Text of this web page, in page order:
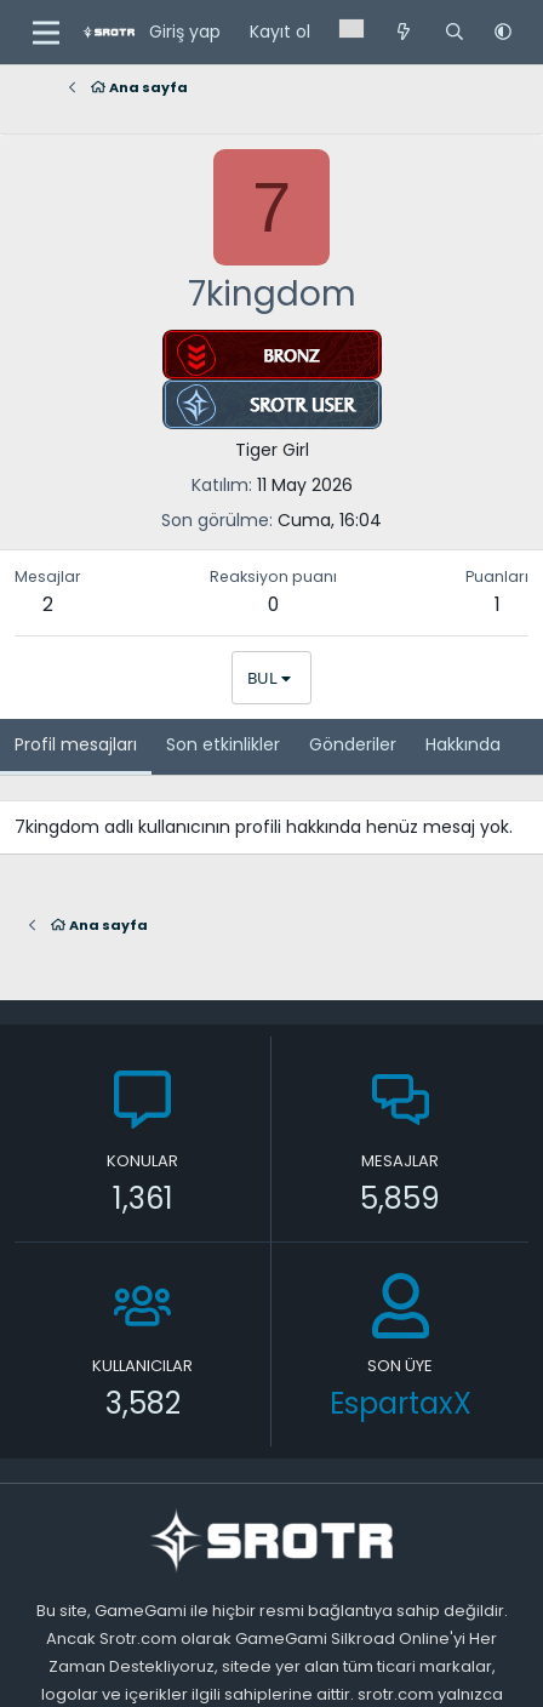
Giriş yap Kayıt ol
Ana sayfa
7
7kingdom
Tiger Girl
Katılım 11 May 2026
Son görülme Cuma, 16:04
Mesajlar
2
Reaksiyon puanı
0
Puanları
1
BUL
Profil mesajları Son etkinlikler Gönderiler Hakkında
7kingdom adlı kullanıcının profili hakkında henüz mesaj yok.
Ana sayfa
KONULAR
1,361
MESAJLAR
5,859
KULLANICILAR
3,582
SON ÜYE
EspartaxX
Bu site, GameGami ile hiçbir resmi bağlantıya sahip değildir.
Ancak Srotr.com olarak GameGami Silkroad Online'yi Her
Zaman Destekliyoruz, sitede yer alan tüm ticari markalar,
logolar ve içerikler ilgili sahiplerine aittir. srotr.com yalnızca